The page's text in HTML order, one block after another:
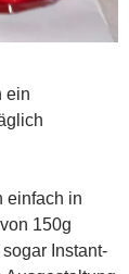
ein
einfach in
150g
Instant-